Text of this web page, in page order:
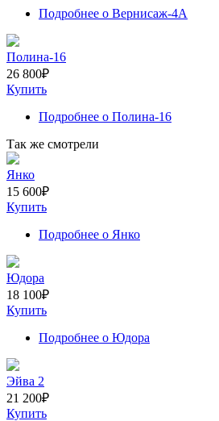
Подробнее о Вернисаж-4А
Полина-16
26 800₽
Купить
Подробнее о Полина-16
Так же смотрели
Янко
15 600₽
Купить
Подробнее о Янко
Юдора
18 100₽
Купить
Подробнее о Юдора
Эйва 2
21 200₽
Купить